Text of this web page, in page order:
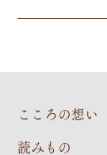
こころの想い
読みもの